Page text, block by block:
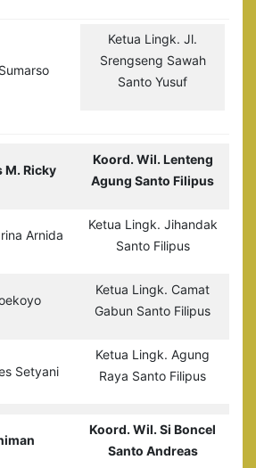
Ketua Lingk. Jl.
Srengseng Sawah
Santo Yusuf
M. Ricky
Koord. Wil. Lenteng
Agung Santo Filipus
Arnida
Ketua Lingk. Jihandak
Santo Filipus
Ketua Lingk. Camat
Gabun Santo Filipus
Setyani
Ketua Lingk. Agung
Raya Santo Filipus
Koord. Wil. Si Boncel
Santo Andreas